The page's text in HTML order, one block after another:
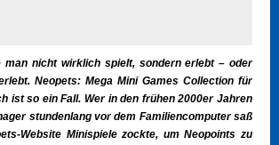
man nicht wirklich spielt, sondern erlebt – oder
Neopets: Mega Mini Games Collection für
ist so ein Fall. Wer in den frühen 2000er Jahren
stundenlang vor dem Familiencomputer saß
Website Minispiele zockte, um Neopoints zu